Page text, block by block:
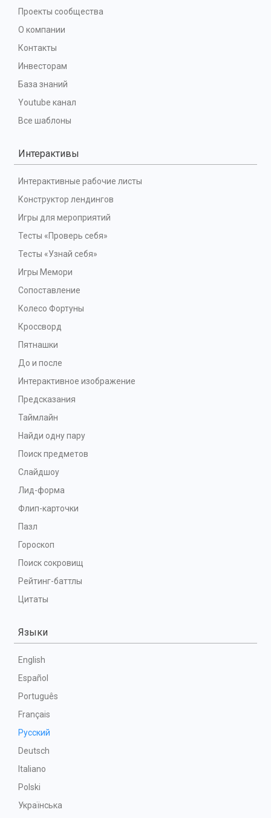
Проекты сообщества
О компании
Контакты
Инвесторам
База знаний
Youtube канал
Все шаблоны
Интерактивы
Интерактивные рабочие листы
Конструктор лендингов
Игры для мероприятий
Тесты «Проверь себя»
Тесты «Узнай себя»
Игры Мемори
Сопоставление
Колесо Фортуны
Кроссворд
Пятнашки
До и после
Интерактивное изображение
Предсказания
Таймлайн
Найди одну пару
Поиск предметов
Слайдшоу
Лид-форма
Флип-карточки
Пазл
Гороскоп
Поиск сокровищ
Рейтинг-баттлы
Цитаты
Языки
English
Español
Português
Français
Русский
Deutsch
Italiano
Polski
Українська